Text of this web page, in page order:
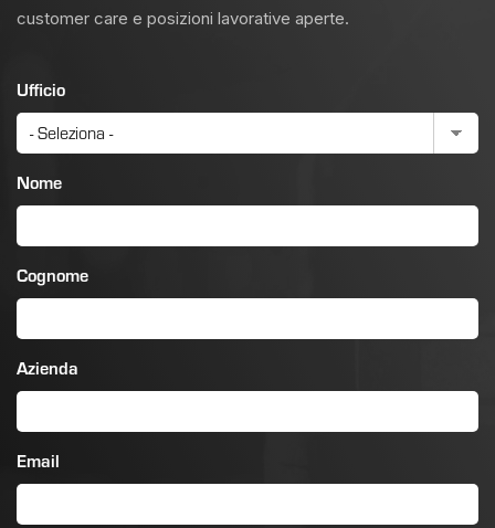
customer care e posizioni lavorative aperte.
Ufficio
Nome
Cognome
Azienda
Email